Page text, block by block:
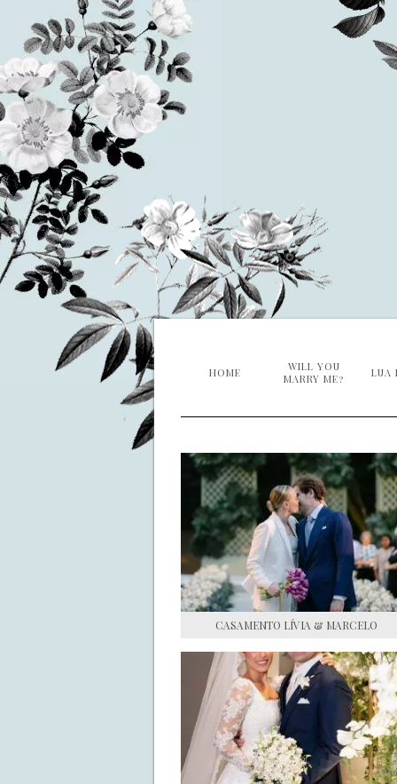
HOME
WILL YOU
MARRY ME?
LUA
CASAMENTO LÍVIA & MARCELO